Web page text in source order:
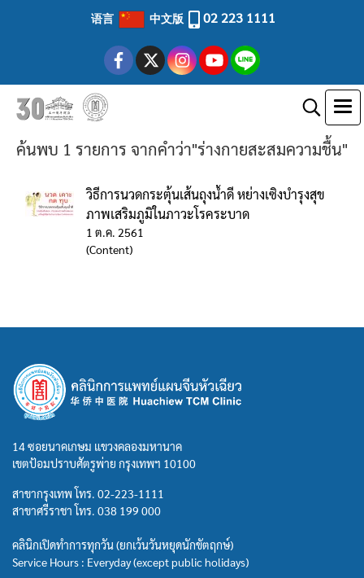
语言 中文版 02 223 1111
ค้นพบ 1 รายการ จากคำว่า"ร่างกายสะสมความชื้น"
วิธีการนวดกระตุ้นเส้นถุงน้ำดี หย่างเซิงบำรุงสุข
ภาพเสริมภูมิในภาวะโรคระบาด
1 ต.ค. 2561
(Content)
14 ซอยนาคเกษม แขวงคลองมหานาค
เขตป้อมปราบศัตรูพ่าย กรุงเทพฯ 10100
สาขากรุงเทพ โทร. 02-223-1111
สาขาศรีราชา โทร. 038 199 000
คลินิกเปิดทำการทุกวัน (ยกเว้นวันหยุดนักขัตฤกษ์)
Service Hours : Everyday (except public holidays)